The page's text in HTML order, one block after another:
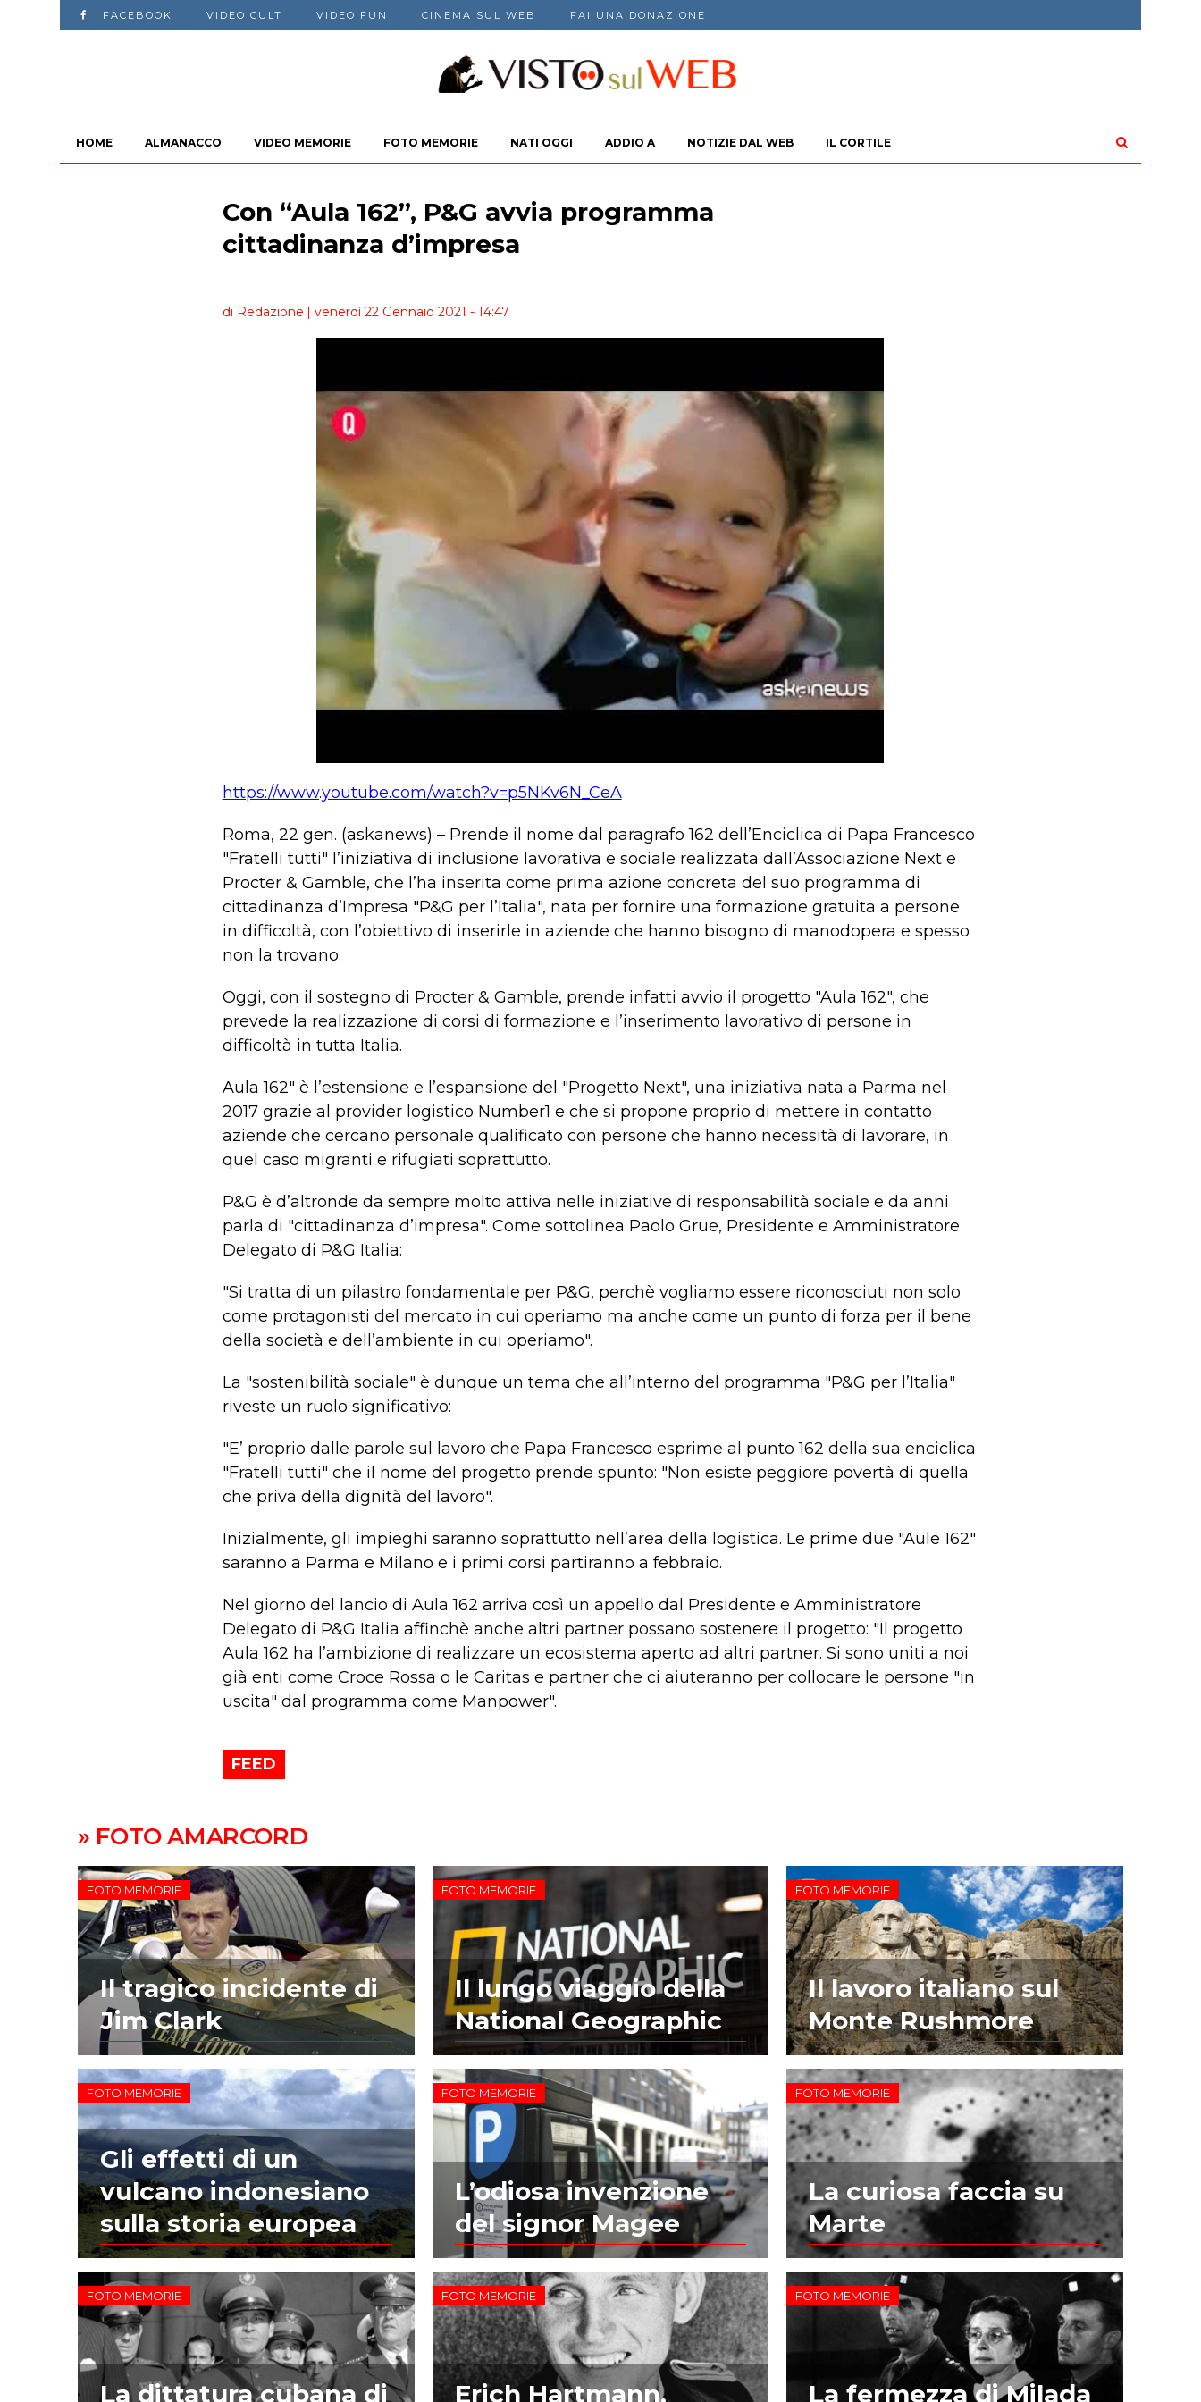
FACEBOOK VIDEO CULT VIDEO FUN CINEMA SUL WEB FAI UNA DONAZIONE
HOME ALMANACCO VIDEO MEMORIE FOTO MEMORIE NATI OGGI ADDIO A NOTIZIE DAL WEB IL CORTILE
Con “Aula 162”, P&G avvia programma
cittadinanza d’impresa
di Redazione | venerdì 22 Gennaio 2021 - 14:47
https://www.youtube.com/watch?v=p5NKv6N_CeA
Roma, 22 gen. (askanews) – Prende il nome dal paragrafo 162 dell’Enciclica di Papa Francesco
"Fratelli tutti" l’iniziativa di inclusione lavorativa e sociale realizzata dall’Associazione Next e
Procter & Gamble, che l’ha inserita come prima azione concreta del suo programma di
cittadinanza d’Impresa "P&G per l’Italia", nata per fornire una formazione gratuita a persone
in difficoltà, con l’obiettivo di inserirle in aziende che hanno bisogno di manodopera e spesso
non la trovano.
Oggi, con il sostegno di Procter & Gamble, prende infatti avvio il progetto "Aula 162", che
prevede la realizzazione di corsi di formazione e l’inserimento lavorativo di persone in
difficoltà in tutta Italia.
Aula 162" è l’estensione e l’espansione del "Progetto Next", una iniziativa nata a Parma nel
2017 grazie al provider logistico Number1 e che si propone proprio di mettere in contatto
aziende che cercano personale qualificato con persone che hanno necessità di lavorare, in
quel caso migranti e rifugiati soprattutto.
P&G è d’altronde da sempre molto attiva nelle iniziative di responsabilità sociale e da anni
parla di "cittadinanza d’impresa". Come sottolinea Paolo Grue, Presidente e Amministratore
Delegato di P&G Italia:
"Si tratta di un pilastro fondamentale per P&G, perchè vogliamo essere riconosciuti non solo
come protagonisti del mercato in cui operiamo ma anche come un punto di forza per il bene
della società e dell’ambiente in cui operiamo".
La "sostenibilità sociale" è dunque un tema che all’interno del programma "P&G per l’Italia"
riveste un ruolo significativo:
"E’ proprio dalle parole sul lavoro che Papa Francesco esprime al punto 162 della sua enciclica
"Fratelli tutti" che il nome del progetto prende spunto: "Non esiste peggiore povertà di quella
che priva della dignità del lavoro".
Inizialmente, gli impieghi saranno soprattutto nell’area della logistica. Le prime due "Aule 162"
saranno a Parma e Milano e i primi corsi partiranno a febbraio.
Nel giorno del lancio di Aula 162 arriva così un appello dal Presidente e Amministratore
Delegato di P&G Italia affinchè anche altri partner possano sostenere il progetto: "Il progetto
Aula 162 ha l’ambizione di realizzare un ecosistema aperto ad altri partner. Si sono uniti a noi
già enti come Croce Rossa o le Caritas e partner che ci aiuteranno per collocare le persone "in
uscita" dal programma come Manpower".
FEED
» FOTO AMARCORD
FOTO MEMORIE
Il tragico incidente di
Jim Clark
FOTO MEMORIE
Il lungo viaggio della
National Geographic
FOTO MEMORIE
Il lavoro italiano sul
Monte Rushmore
FOTO MEMORIE
Gli effetti di un
vulcano indonesiano
sulla storia europea
FOTO MEMORIE
L’odiosa invenzione
del signor Magee
FOTO MEMORIE
La curiosa faccia su
Marte
FOTO MEMORIE
La dittatura cubana di
FOTO MEMORIE
Erich Hartmann,
FOTO MEMORIE
La fermezza di Milada